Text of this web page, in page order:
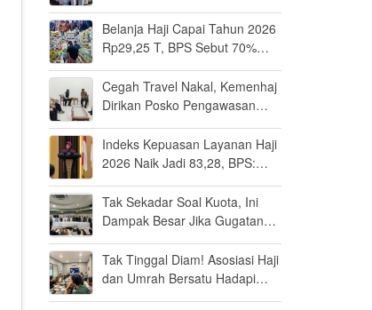
Belanja Haji Capai Tahun 2026
Rp29,25 T, BPS Sebut 70%
Saudi
Cegah Travel Nakal, Kemenhaj
Dirikan Posko Pengawasan
Indeks Kepuasan Layanan Haji
2026 Naik Jadi 83,28, BPS:
Tak Sekadar Soal Kuota, Ini
Dampak Besar Jika Gugatan
Tak Tinggal Diam! Asosiasi Haji
dan Umrah Bersatu Hadapi